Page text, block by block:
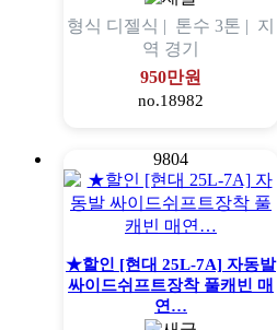
형식 디젤식 | 톤수 3톤 | 지
역 경기
950만원
no.18982
9804
★할인 [현대 25L-7A] 자동발
싸이드쉬프트장착 풀캐빈 매
연…